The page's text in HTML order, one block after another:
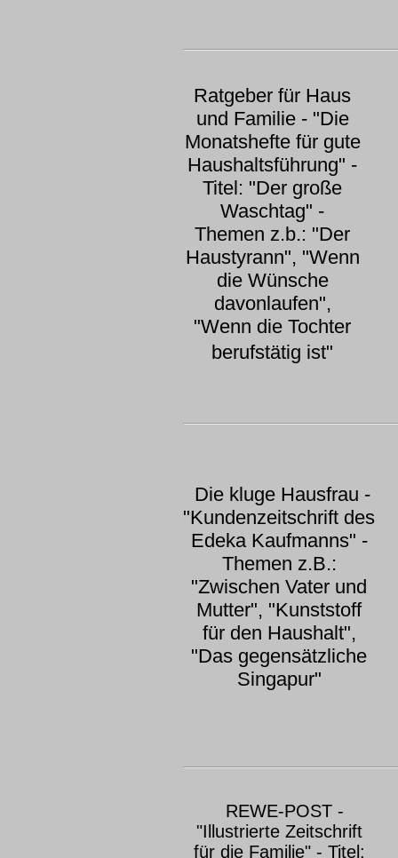
Ratgeber für Haus
und Familie - "Die
Monatshefte für gute
Haushaltsführung" -
Titel: "Der große
Waschtag" -
Themen z.b.: "Der
Haustyrann", "Wenn
die Wünsche
davonlaufen",
"Wenn die Tochter
berufstätig ist"
Die kluge Hausfrau -
"Kundenzeitschrift des
Edeka Kaufmanns" -
Themen z.B.:
"Zwischen Vater und
Mutter", "Kunststoff
für den Haushalt",
"Das gegensätzliche
Singapur"
REWE-POST -
"Illustrierte Zeitschrift
für die Familie" - Titel: